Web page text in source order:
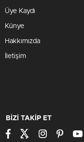
Üye Kaydı
Künye
Hakkımızda
İletişim
BİZİ TAKİP ET